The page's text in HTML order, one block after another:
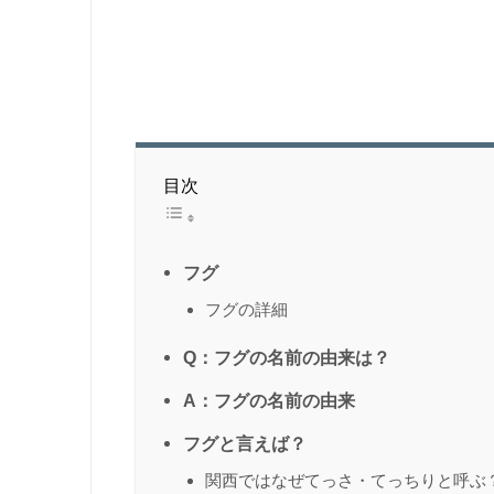
目次
フグ
フグの詳細
Q：フグの名前の由来は？
A：フグの名前の由来
フグと言えば？
関西ではなぜてっさ・てっちりと呼ぶ